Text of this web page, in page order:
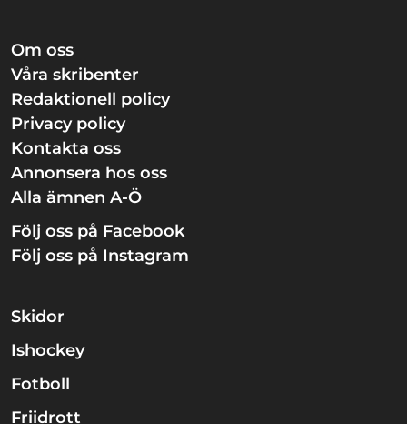
Om oss
Våra skribenter
Redaktionell policy
Privacy policy
Kontakta oss
Annonsera hos oss
Alla ämnen A-Ö
Följ oss på Facebook
Följ oss på Instagram
Skidor
Ishockey
Fotboll
Friidrott